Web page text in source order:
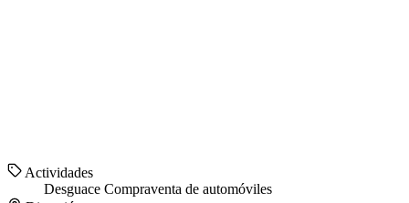
Actividades
Desguace Compraventa de automóviles